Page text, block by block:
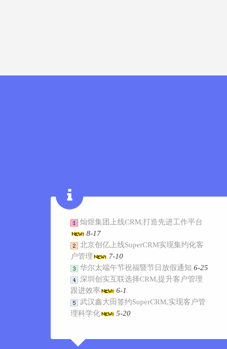
灿煜集团上线CRM,打造先进工作平台
8-17
北京创亿上线SuperCRM实现集约化客
户管理
7-10
华尔太端午节祝福暨节日放假通知 6-25
深圳创实互联选择CRM,提升客户管理
跟进效率
6-1
武汉鑫大田签约SuperCRM,实现客户管
理科学化
5-20